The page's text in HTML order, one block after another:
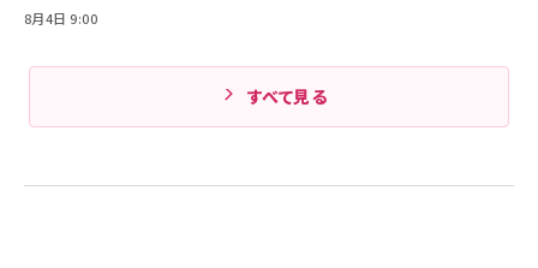
8月4日 9:00
すべて見る